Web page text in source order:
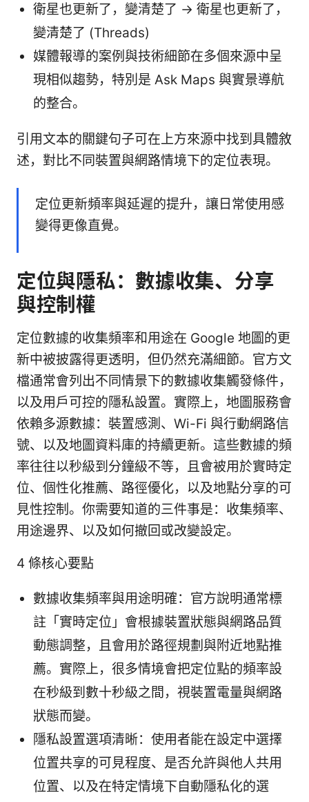
衛星也更新了，變清楚了 → 衛星也更新了，
變清楚了 (Threads)
媒體報導的案例與技術細節在多個來源中呈
現相似趨勢，特別是 Ask Maps 與實景導航
的整合。
引用文本的關鍵句子可在上方來源中找到具體敘
述，對比不同裝置與網路情境下的定位表現。
定位更新頻率與延遲的提升，讓日常使用感
變得更像直覺。
定位與隱私：數據收集、分享
與控制權
定位數據的收集頻率和用途在 Google 地圖的更
新中被披露得更透明，但仍然充滿細節。官方文
檔通常會列出不同情景下的數據收集觸發條件，
以及用戶可控的隱私設置。實際上，地圖服務會
依賴多源數據：裝置感測、Wi-Fi 與行動網路信
號、以及地圖資料庫的持續更新。這些數據的頻
率往往以秒級到分鐘級不等，且會被用於實時定
位、個性化推薦、路徑優化，以及地點分享的可
見性控制。你需要知道的三件事是：收集頻率、
用途邊界、以及如何撤回或改變設定。
4 條核心要點
數據收集頻率與用途明確：官方說明通常標
註「實時定位」會根據裝置狀態與網路品質
動態調整，且會用於路徑規劃與附近地點推
薦。實際上，很多情境會把定位點的頻率設
在秒級到數十秒級之間，視裝置電量與網路
狀態而變。
隱私設置選項清晰：使用者能在設定中選擇
位置共享的可見程度、是否允許與他人共用
位置、以及在特定情境下自動隱私化的選